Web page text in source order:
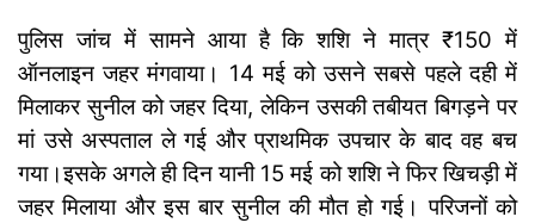
पुलिस जांच में सामने आया है कि शशि ने मात्र ₹150 में
ऑनलाइन जहर मंगवाया। 14 मई को उसने सबसे पहले दही में
मिलाकर सुनील को जहर दिया, लेकिन उसकी तबीयत बिगड़ने पर
मां उसे अस्पताल ले गई और प्राथमिक उपचार के बाद वह बच
गया।इसके अगले ही दिन यानी 15 मई को शशि ने फिर खिचड़ी में
जहर मिलाया और इस बार सुनील की मौत हो गई। परिजनों को